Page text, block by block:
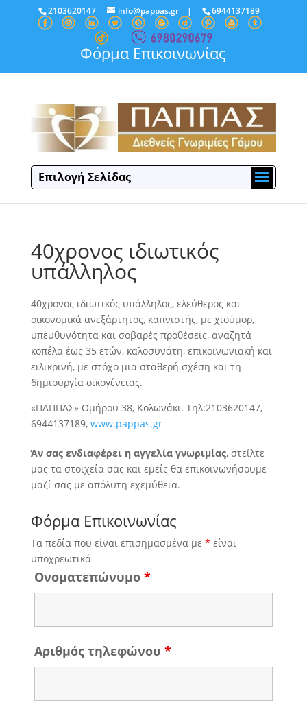
2103620147 info@pappas.gr| 6944137189
Φόρμα Επικοινωνίας
Επιλογή Σελίδας
40χρονος ιδιωτικός
υπάλληλος
40χρονος ιδιωτικός υπάλληλος, ελεύθερος και
οικονομικά ανεξάρτητος,καπνιστής, με χιούμορ,
υπευθυνότητα και σοβαρές προθέσεις, αναζητά
κοπέλα έως 35 ετών, καλοσυνάτη, επικοινωνιακή και
ειλικρινή, με στόχο μια σταθερή σχέση και τη
δημιουργία οικογένειας.
«ΠΑΠΠΑΣ» Ομήρου 38, Κολωνάκι. Τηλ:2103620147,
6944137189, www.pappas.gr
Άν σας ενδιαφέρει η αγγελία γνωριμίας, στείλτε
μας τα στοιχεία σας και εμείς θα επικοινωνήσουμε
μαζί σας με απόλυτη εχεμύθεια.
Φόρμα Επικοινωνίας
Τα πεδία που είναι επισημασμένα με * είναι
υποχρεωτικά
Ονοματεπώνυμο *
Αριθμός τηλεφώνου *